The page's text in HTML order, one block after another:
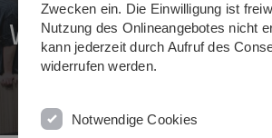
Wir in der Medizin
Zwecken ein. Die Einwilligung ist
Nutzung des Onlineangebotes nicht
kann jederzeit durch Aufruf des
widerrufen werden.
Notwendige Cookies